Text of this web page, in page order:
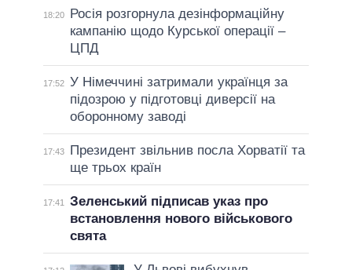
18:20
Росія розгорнула дезінформаційну
кампанію щодо Курської операції –
ЦПД
17:52 У Німеччині затримали українця за
підозрою у підготовці диверсії на
оборонному заводі
17:43
Президент звільнив посла Хорватії та
ще трьох країн
17:41
Зеленський підписав указ про
встановлення нового військового
свята